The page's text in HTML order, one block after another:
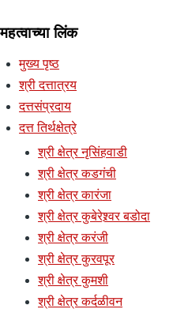
महत्वाच्या लिंक
मुख्य पृष्ठ
श्री दत्तात्रय
दत्तसंप्रदाय
दत्त तिर्थक्षेत्रे
श्री क्षेत्र नृसिंहवाडी
श्री क्षेत्र कडगंची
श्री क्षेत्र कारंजा
श्री क्षेत्र कुबेरेश्र्वर बडोदा
श्री क्षेत्र करंजी
श्री क्षेत्र कुरवपूर
श्री क्षेत्र कुमशी
श्री क्षेत्र कर्दळीवन